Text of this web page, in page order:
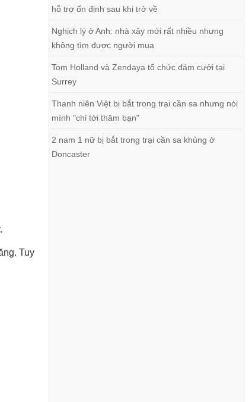
Tuy
hỗ trợ ổn định sau khi trở về
Nghịch lý ở Anh: nhà xây mới rất nhiều nhưng
không tìm được người mua
Tom Holland và Zendaya tổ chức đám cưới tại
Surrey
Thanh niên Việt bị bắt trong trại cần sa nhưng nói
mình "chỉ tới thăm bạn"
2 nam 1 nữ bị bắt trong trại cần sa khủng ở
Doncaster